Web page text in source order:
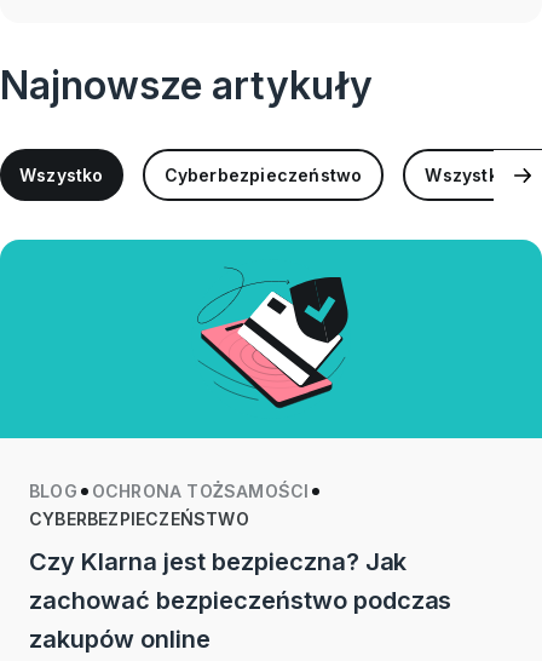
Najnowsze artykuły
Wszystko Cyberbezpieczeństwo Wszystko o
BLOG
OCHRONA TOŻSAMOŚCI
CYBERBEZPIECZEŃSTWO
Czy Klarna jest bezpieczna? Jak
zachować bezpieczeństwo podczas
zakupów online